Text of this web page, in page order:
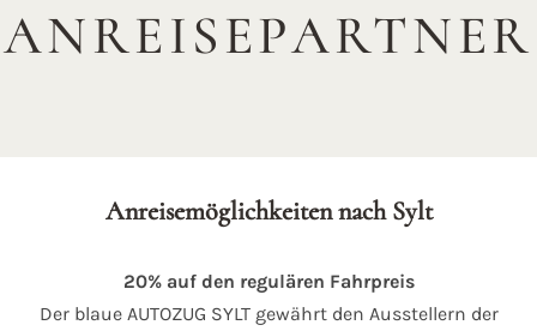
ANREISEPARTNER
Anreisemöglichkeiten nach Sylt
20% auf den regulären Fahrpreis
Der blaue AUTOZUG SYLT gewährt den Ausstellern der